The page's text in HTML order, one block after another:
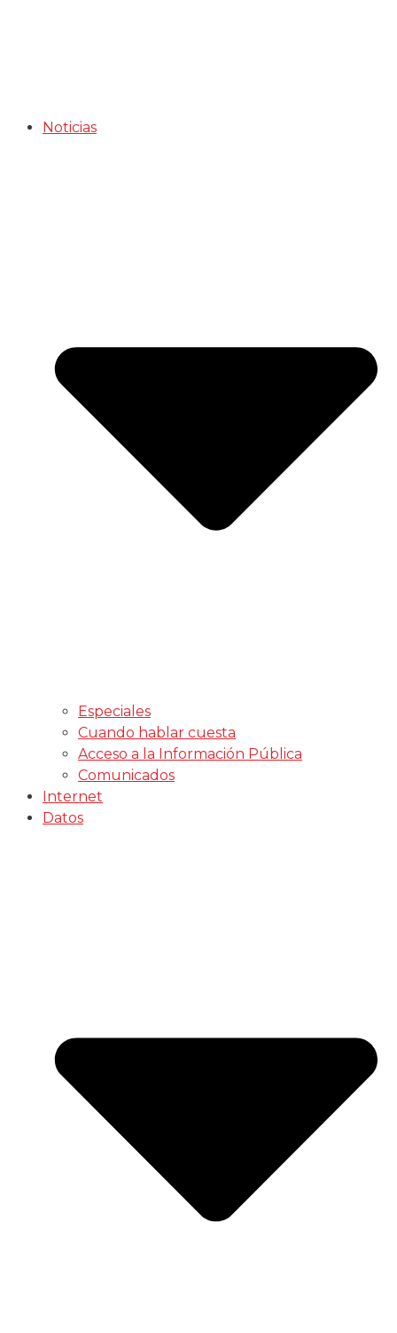
Noticias
Especiales
Cuando hablar cuesta
Acceso a la Información Pública
Comunicados
Internet
Datos